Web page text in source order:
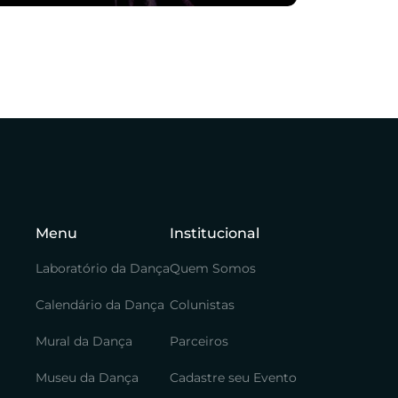
Menu
Laboratório da Dança
Calendário da Dança
Mural da Dança
Museu da Dança
Institucional
Quem Somos
Colunistas
Parceiros
Cadastre seu Evento